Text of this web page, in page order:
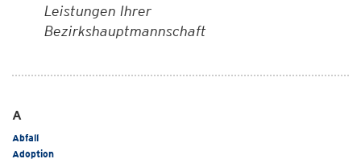
Leistungen Ihrer
Bezirkshauptmannschaft
A
Abfall
Adoption